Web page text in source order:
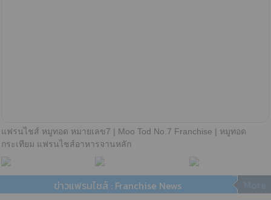
แฟรนไชส์ หมูทอด หมายเลข7 | Moo Tod No.7 Franchise | หมูทอด
กระเทียม แฟรนไชส์อาหารจานหลัก
ข่าวแฟรนไชส์ : Franchise News